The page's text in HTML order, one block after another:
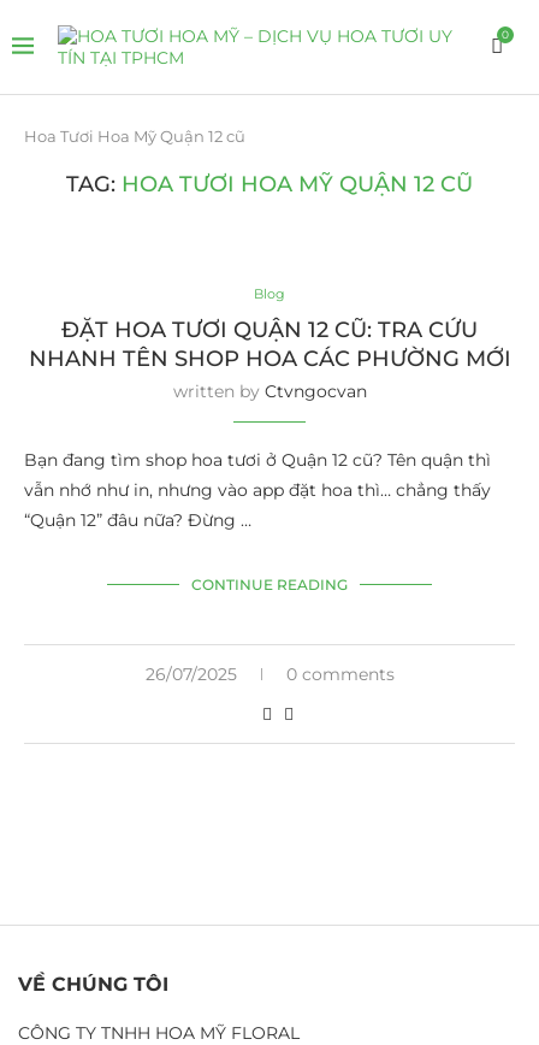
0
Hoa Tươi Hoa Mỹ Quận 12 cũ
TAG: HOA TƯƠI HOA MỸ QUẬN 12 CŨ
Blog
ĐẶT HOA TƯƠI QUẬN 12 CŨ: TRA CỨU
NHANH TÊN SHOP HOA CÁC PHƯỜNG MỚI
written by Ctvngocvan
Bạn đang tìm shop hoa tươi ở Quận 12 cũ? Tên quận thì
vẫn nhớ như in, nhưng vào app đặt hoa thì… chẳng thấy
“Quận 12” đâu nữa? Đừng …
CONTINUE READING
26/07/2025 0 comments
VỀ CHÚNG TÔI
CÔNG TY TNHH HOA MỸ FLORAL